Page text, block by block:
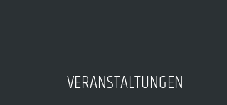
VERANSTALTUNGEN